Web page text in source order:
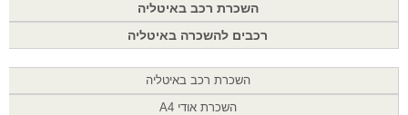
השכרת רכב באיטליה
רכבים להשכרה באיטליה
השכרת רכב באיטליה
השכרת אודי A4